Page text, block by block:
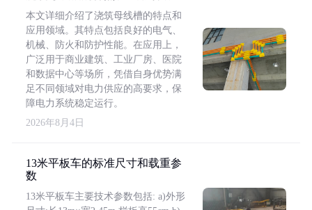
本文详细介绍了浇筑母线槽的特点和
应用领域。其特点包括良好的电气、
机械、防火和防护性能。在应用上，
广泛用于商业建筑、工业厂房、医院
和数据中心等场所，凭借自身优势满
足不同领域对电力供应的高要求，保
障电力系统稳定运行。
2026年8月4日
13米平板车的标准尺寸和载重参
数
13米平板车主要技术参数包括: a)外形